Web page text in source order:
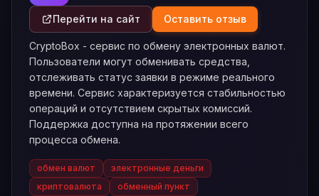
Перейти на сайт Оставить отзыв
CryptoBox - сервис по обмену электронных валют.
Пользователи могут обменивать средства,
отслеживать статус заявки в режиме реального
времени. Сервис характеризуется стабильностью
операций и отсутствием скрытых комиссий.
Поддержка доступна на протяжении всего
процесса обмена.
обмен валют
электронные деньги
криптовалюта
обменный пункт